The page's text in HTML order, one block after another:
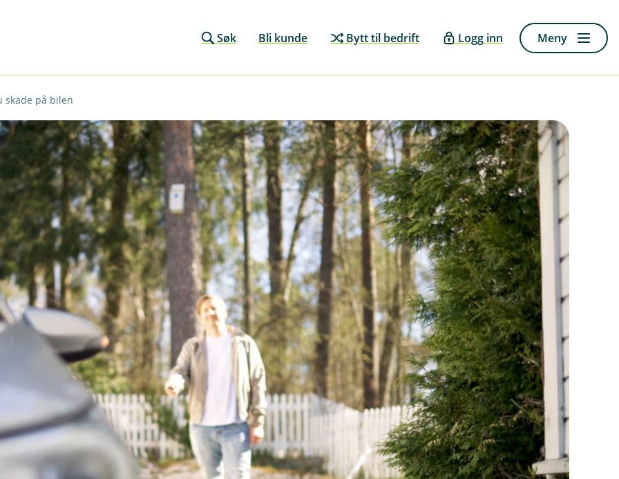
Søk Bli kunde Bytt til bedrift Logg inn Meny
skade på bilen